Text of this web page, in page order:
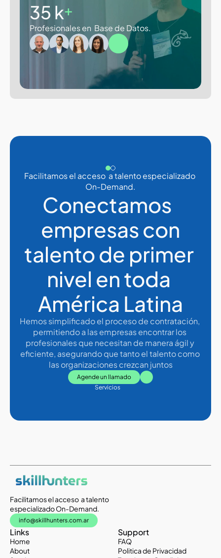
35 k+
Profesionales en  Base de Datos.
Facilitamos el acceso  a talento especializado
On-Demand.
Conectamos
empresas con
talento de primer
nivel en toda
América Latina
Hemos simplificado el proceso de contratación,
permitiendo a las empresas encontrar los
profesionales que necesitan de manera ágil y
eficiente, asegurando que tanto el talento como
las organizaciones crezcan juntos
Agende un llamado
Servicios
Facilitamos el acceso  a talento
especializado On-Demand.
info@skillhunters.com.ar
Links
Home
About
Support
FAQ
Politica de Privacidad